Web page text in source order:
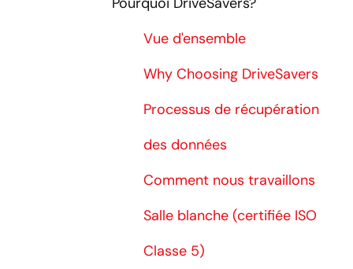
Vue d'ensemble
Why Choosing DriveSavers
Processus de récupération
des données
Comment nous travaillons
Salle blanche (certifiée ISO
Classe 5)